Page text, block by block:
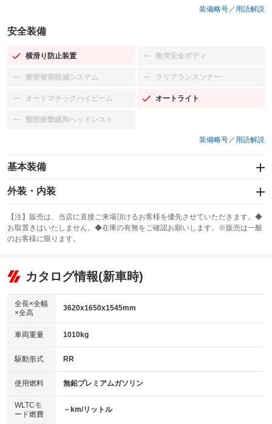
装備略号／用語解説
安全装備
横滑り防止装置
：装備あり 衝突安全ボディ
：装備なし
衝突被害軽減システム
：装備なし クリアランスソナー
：装備なし
オートマチックハイビーム
：装備なし オートライト
：装備あり
頸部衝撃緩和ヘッドレスト
：装備なし
装備略号／用語解説
基本装備
エアバッグ：運転席/助手席/サイド
：装備あり
：装備なし
サンルーフ
：装備なし ABS
リフトアップ
：装備なし
：装備なし
パワーウィンドウ
アイドリングストップ
：装備あり
USB入力端子
：装備あり
100V電源
：装備なし
センターデフロック
：装備なし
外装・内装
カーナビ：SDナビ
：装備あり
TV：フルセグ
：装備あり
ビジュアル
：装備なし
：装備あり
革シート
キーレス
HID(キセノンライト)
：装備なし
バックカメラ
：装備あり
エアロ
：装備なし
【注】販売は、当店に直接ご来場頂けるお客様を優先させていただきます。◆
お取置きはいたしません。◆在庫の有無をご確認お願いします。※販売は一般
のお客様に限ります。
カタログ情報(新車時)
全長×全幅
×全高
3620x1650x1545mm
車両重量 1010kg
駆動形式 RR
使用燃料 無鉛プレミアムガソリン
WLTCモ
ード燃費
－km/リットル